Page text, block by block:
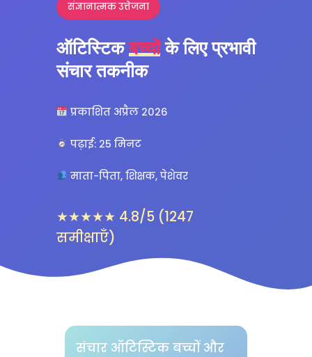
संज्ञानात्मक उत्तेजना
ऑटिस्टिकबच्चोंके लिए प्रभावी
संचार तकनीक
प्रकाशित अप्रैल 2026
पढ़ाई: 25 मिनट
माता-पिता, शिक्षक, पेशेवर
★★★★★ 4.8/5 (1247
समीक्षाएँ)
संचार ऑटिस्टिक बच्चों और